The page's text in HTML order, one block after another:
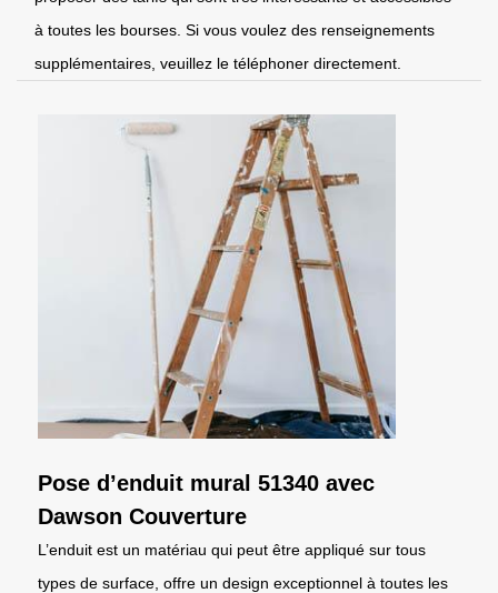
à toutes les bourses. Si vous voulez des renseignements
supplémentaires, veuillez le téléphoner directement.
Pose d’enduit mural 51340 avec
Dawson Couverture
L’enduit est un matériau qui peut être appliqué sur tous
types de surface, offre un design exceptionnel à toutes les